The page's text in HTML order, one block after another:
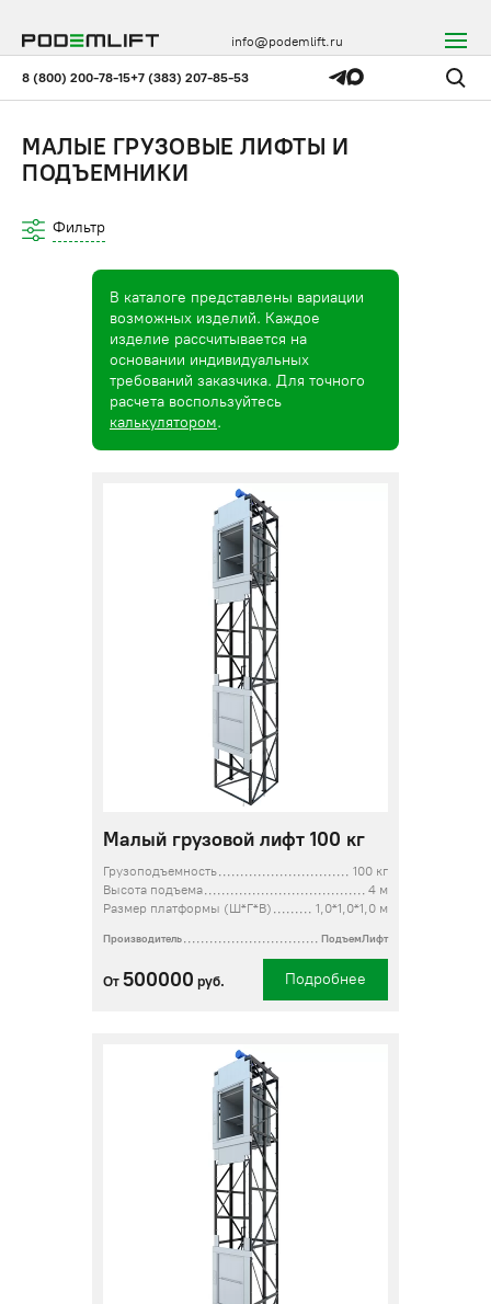
8 (800) 200-78-15+7 (383) 207-85-53
info@podemlift.ru
МАЛЫЕ ГРУЗОВЫЕ ЛИФТЫ И
ПОДЪЕМНИКИ
Фильтр
В каталоге представлены вариации
возможных изделий. Каждое
изделие рассчитывается на
основании индивидуальных
требований заказчика. Для точного
расчета воспользуйтесь
калькулятором.
Малый грузовой лифт 100 кг
Грузоподъемность
100 кг
Высота подъема
4 м
Размер платформы (Ш*Г*В)
1,0*1,0*1,0 м
Производитель ПодъемЛифт
От 500000 руб. Подробнее